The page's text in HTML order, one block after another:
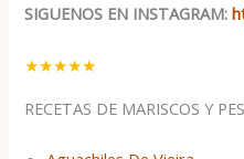
SIGUENOS EN INSTAGRAM:
★★★★★
RECETAS DE MARISCOS Y